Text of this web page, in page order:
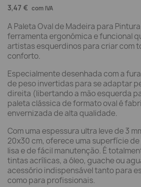
3,47 € com IVA
A Paleta Oval de Madeira para
ferramenta ergonómica e funcional
artistas esquerdinos para criar com
conforto.
Especialmente desenhada com a
de peso invertidas para se adaptar
direita (libertando a mão esquerda
paleta clássica de formato oval é
envernizada de alta qualidade.
Com uma espessura ultra leve de 3
20x30 cm, oferece uma superfície
lisa e de fácil manutenção. É
tintas acrílicas, a óleo, guache ou
acessório indispensável tanto para
como para profissionais.